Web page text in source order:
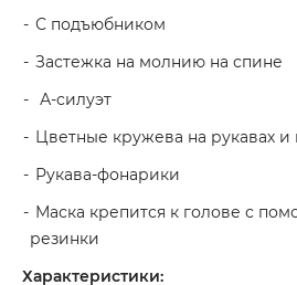
С подъюбником
Застежка на молнию на спине
А-силуэт
Цветные кружева на рукавах и
Рукава-фонарики
Маска крепится к голове с
резинки
Характеристики: